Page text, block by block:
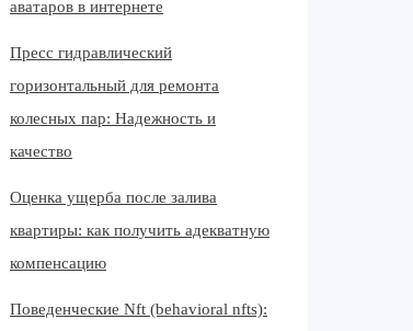
аватаров в интернете
Пресс гидравлический
горизонтальный для ремонта
колесных пар: Надежность и
качество
Оценка ущерба после залива
квартиры: как получить адекватную
компенсацию
Поведенческие Nft (behavioral nfts):